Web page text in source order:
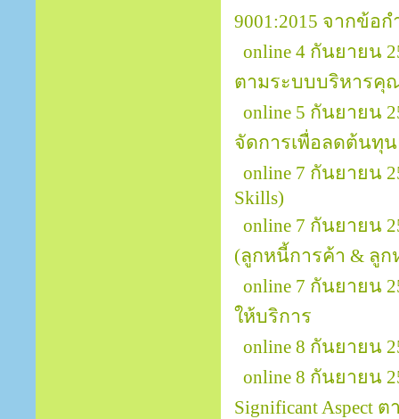
9001:2015 จากข้อ
online 4 กันยายน
ตามระบบบริหารคุณ
online 5 กันยายน
จัดการเพื่อลดต้นทุ
online 7 กันยายน
Skills)
online 7 กันยายน
(ลูกหนี้การค้า & ลูก
online 7 กันยายน
ให้บริการ
online 8 กันยายน
online 8 กันยายน
Significant Aspect